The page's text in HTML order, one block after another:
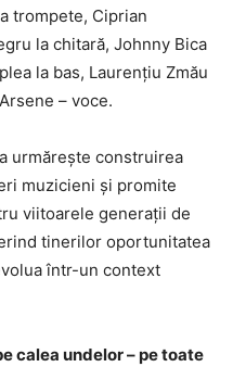
trompete, Ciprian
la chitară, Johnny Bica
la bas, Laurențiu Zmău
– voce.
urmărește construirea
muzicieni și promite
viitoarele generații de
tinerilor oportunitatea
într-un context
calea undelor – pe toate